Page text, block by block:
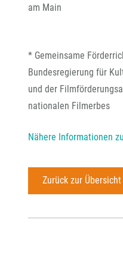
am Main
* Gemeinsame
Bundesregierung für
und der
nationalen Filmerbes
Nähere Informationen
Zurück zur Übersicht